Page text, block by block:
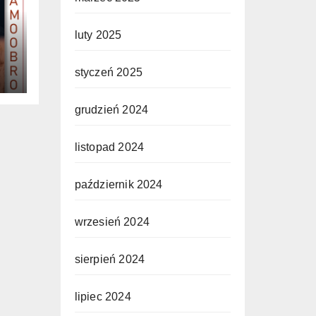
luty 2025
styczeń 2025
grudzień 2024
listopad 2024
październik 2024
wrzesień 2024
sierpień 2024
lipiec 2024